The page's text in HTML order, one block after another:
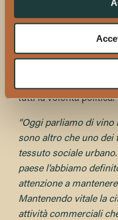
Potremmo definire
dimensioni non è una
adempie alla stessa
Parigi per la Francia e
futuro potrà o meno
tutti la volontà politica.
“Oggi parliamo di vino
sono altro che uno dei
tessuto sociale
paese l’abbiamo
attenzione a
Mantenendo vitale la
attività commerciali